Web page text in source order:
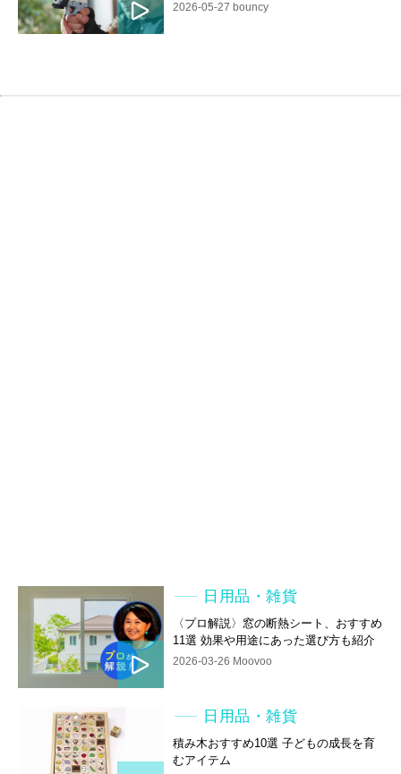
2026-05-27 bouncy
日用品・雑貨
〈プロ解説〉窓の断熱シート、おすすめ
11選 効果や用途にあった選び方も紹介
2026-03-26 Moovoo
日用品・雑貨
積み木おすすめ10選 子どもの成長を育
むアイテム